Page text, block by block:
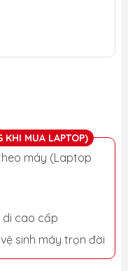
KHI MUA LAPTOP)
máy (Laptop
di cao cấp
sinh máy trọn đời